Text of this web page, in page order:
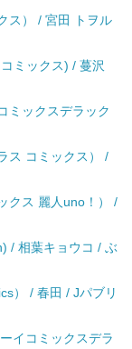
ス） / 宮田 トヲル
ミックス) / 蔓沢
ミックスデラック
ス コミックス） /
クス 麗人uno！） /
/ 相葉キョウコ / ぶ
） / 春田 / Jパブリ
イコミックスデラ